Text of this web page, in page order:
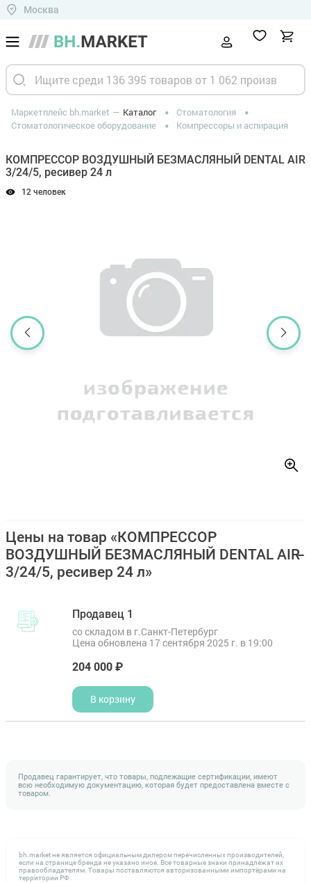
Москва
Маркетплейс bh.market Каталог
Стоматология
Стоматологическое оборудование
Компрессоры и аспирация
КОМПРЕССОР ВОЗДУШНЫЙ БЕЗМАСЛЯНЫЙ DENTAL AIR
3/24/5, ресивер 24 л
12 человек
Цены на товар «КОМПРЕССОР
ВОЗДУШНЫЙ БЕЗМАСЛЯНЫЙ DENTAL AIR
3/24/5, ресивер 24 л»
Продавец 1
со складом в г.Санкт-Петербург
Цена обновлена 17 сентября 2025 г. в 19:00
204 000 ₽
В корзину
Продавец гарантирует, что товары, подлежащие сертификации, имеют
всю необходимую документацию, которая будет предоставлена вместе с
товаром.
bh.market не является официальным дилером перечисленных производителей,
если на странице бренда не указано иное. Все товарные знаки принадлежат их
правообладателям. Товары поставляются авторизованными импортёрами на
территории РФ.